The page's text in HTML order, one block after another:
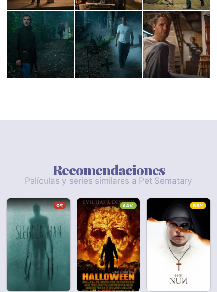
Recomendaciones
Películas y series similares a Pet Sematary
0% 64% 55%